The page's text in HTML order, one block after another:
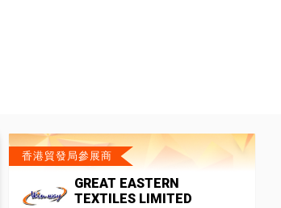
香港貿發局參展商
GREAT EASTERN
TEXTILES LIMITED